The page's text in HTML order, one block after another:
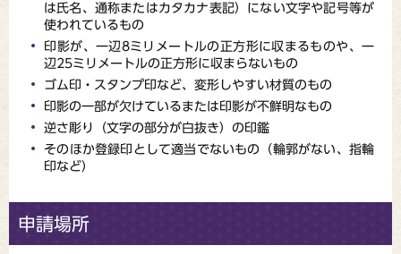
は氏名、通称またはカタカナ表記）にない文字や記号等が
使われているもの
印影が、一辺8ミリメートルの正方形に収まるものや、一
辺25ミリメートルの正方形に収まらないもの
ゴム印・スタンプ印など、変形しやすい材質のもの
印影の一部が欠けているまたは印影が不鮮明なもの
逆さ彫り（文字の部分が白抜き）の印鑑
そのほか登録印として適当でないもの（輪郭がない、指輪
印など）
申請場所